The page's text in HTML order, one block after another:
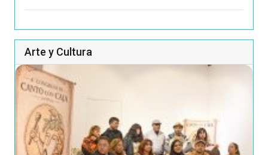
Arte y Cultura